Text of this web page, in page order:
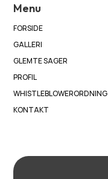
Menu
FORSIDE
GALLERI
GLEMTE SAGER
PROFIL
WHISTLEBLOWERORDNING
KONTAKT